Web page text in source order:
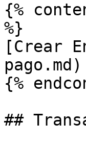
{%
%}
[Crear
pago.md)
{%
##